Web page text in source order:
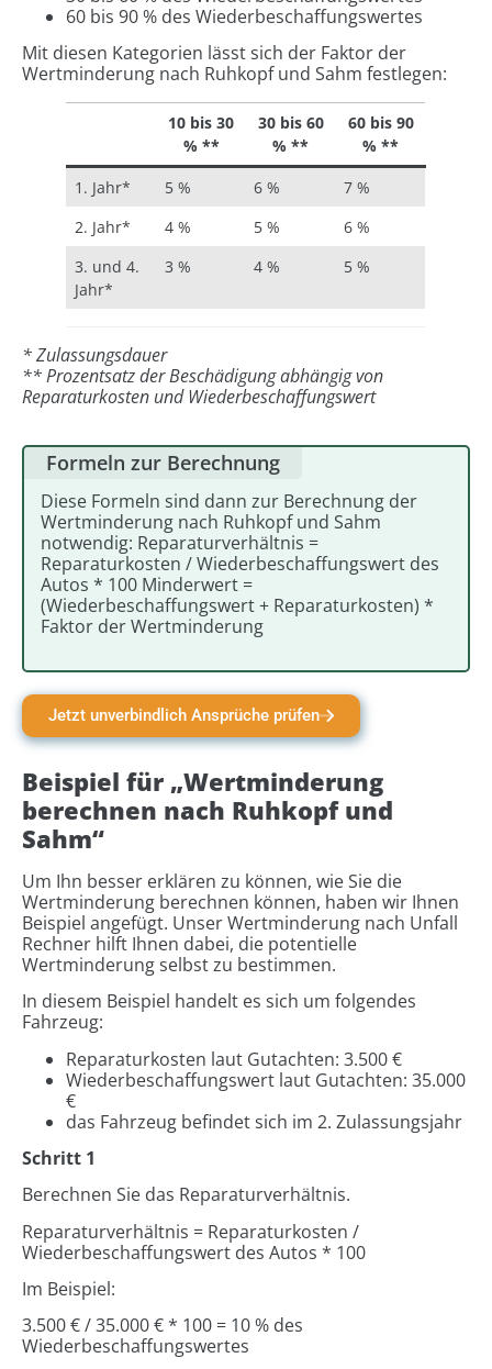
60 bis 90 % des Wiederbeschaffungswertes
Mit diesen Kategorien lässt sich der Faktor der
Wertminderung nach Ruhkopf und Sahm festlegen:
10 bis 30
% **
30 bis 60
% **
60 bis 90
% **
1. Jahr*
5 % 6 %
7 %
2. Jahr*
4 % 5 %
6 %
3. und 4.
Jahr*
3 % 4 % 5 %
* Zulassungsdauer
**Prozentsatz der Beschädigung abhängig von
Reparaturkosten und Wiederbeschaffungswert
Formeln zur Berechnung
Diese Formeln sind dann zur Berechnung der
Wertminderung nach Ruhkopf und Sahm
notwendig: Reparaturverhältnis =
Reparaturkosten / Wiederbeschaffungswert des
Autos * 100 Minderwert =
(Wiederbeschaffungswert + Reparaturkosten) *
Faktor der Wertminderung
Jetzt unverbindlich Ansprüche prüfen
Beispiel für „Wertminderung
berechnen nach Ruhkopf und
Sahm“
Um Ihn besser erklären zu können, wie Sie die
Wertminderung berechnen können, haben wir Ihnen
Beispiel angefügt. Unser Wertminderung nach Unfall
Rechner hilft Ihnen dabei, die potentielle
Wertminderung selbst zu bestimmen.
In diesem Beispiel handelt es sich um folgendes
Fahrzeug:
Reparaturkosten laut Gutachten: 3.500 €
Wiederbeschaffungswert laut Gutachten: 35.000
€
das Fahrzeug befindet sich im 2. Zulassungsjahr
Schritt 1
Berechnen Sie das Reparaturverhältnis.
Reparaturverhältnis = Reparaturkosten /
Wiederbeschaffungswert des Autos * 100
Im Beispiel:
3.500 € / 35.000 € * 100 = 10 % des
Wiederbeschaffungswertes